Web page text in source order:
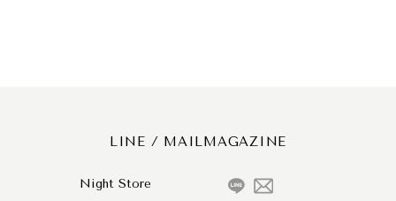
LINE / MAILMAGAZINE
Night Store